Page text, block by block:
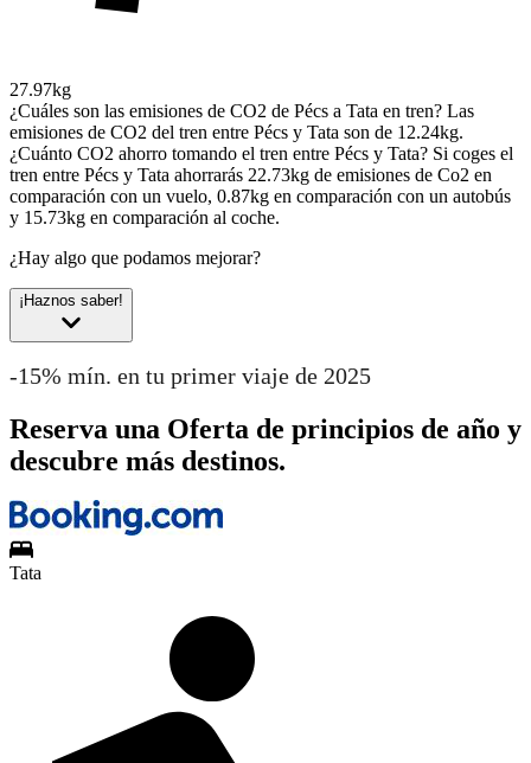
27.97kg
¿Cuáles son las emisiones de CO2 de Pécs a Tata en tren? Las
emisiones de CO2 del tren entre Pécs y Tata son de 12.24kg.
¿Cuánto CO2 ahorro tomando el tren entre Pécs y Tata? Si coges el
tren entre Pécs y Tata ahorrarás 22.73kg de emisiones de Co2 en
comparación con un vuelo, 0.87kg en comparación con un autobús
y 15.73kg en comparación al coche.
¿Hay algo que podamos mejorar?
¡Haznos saber!
-15% mín. en tu primer viaje de 2025
Reserva una Oferta de principios de año y
descubre más destinos.
Tata